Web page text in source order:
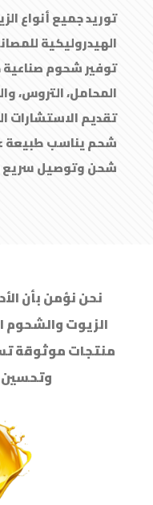
توريد جميع أنواع
الهيدروليكية
توفير شحوم صناعية
المحامل، التروس،
تقديم الاستشارات
شحم يناسب طبيعة
شحن وتوصيل سريع
نحن نؤمن بأن
الزيوت والشحوم
منتجات موثوقة